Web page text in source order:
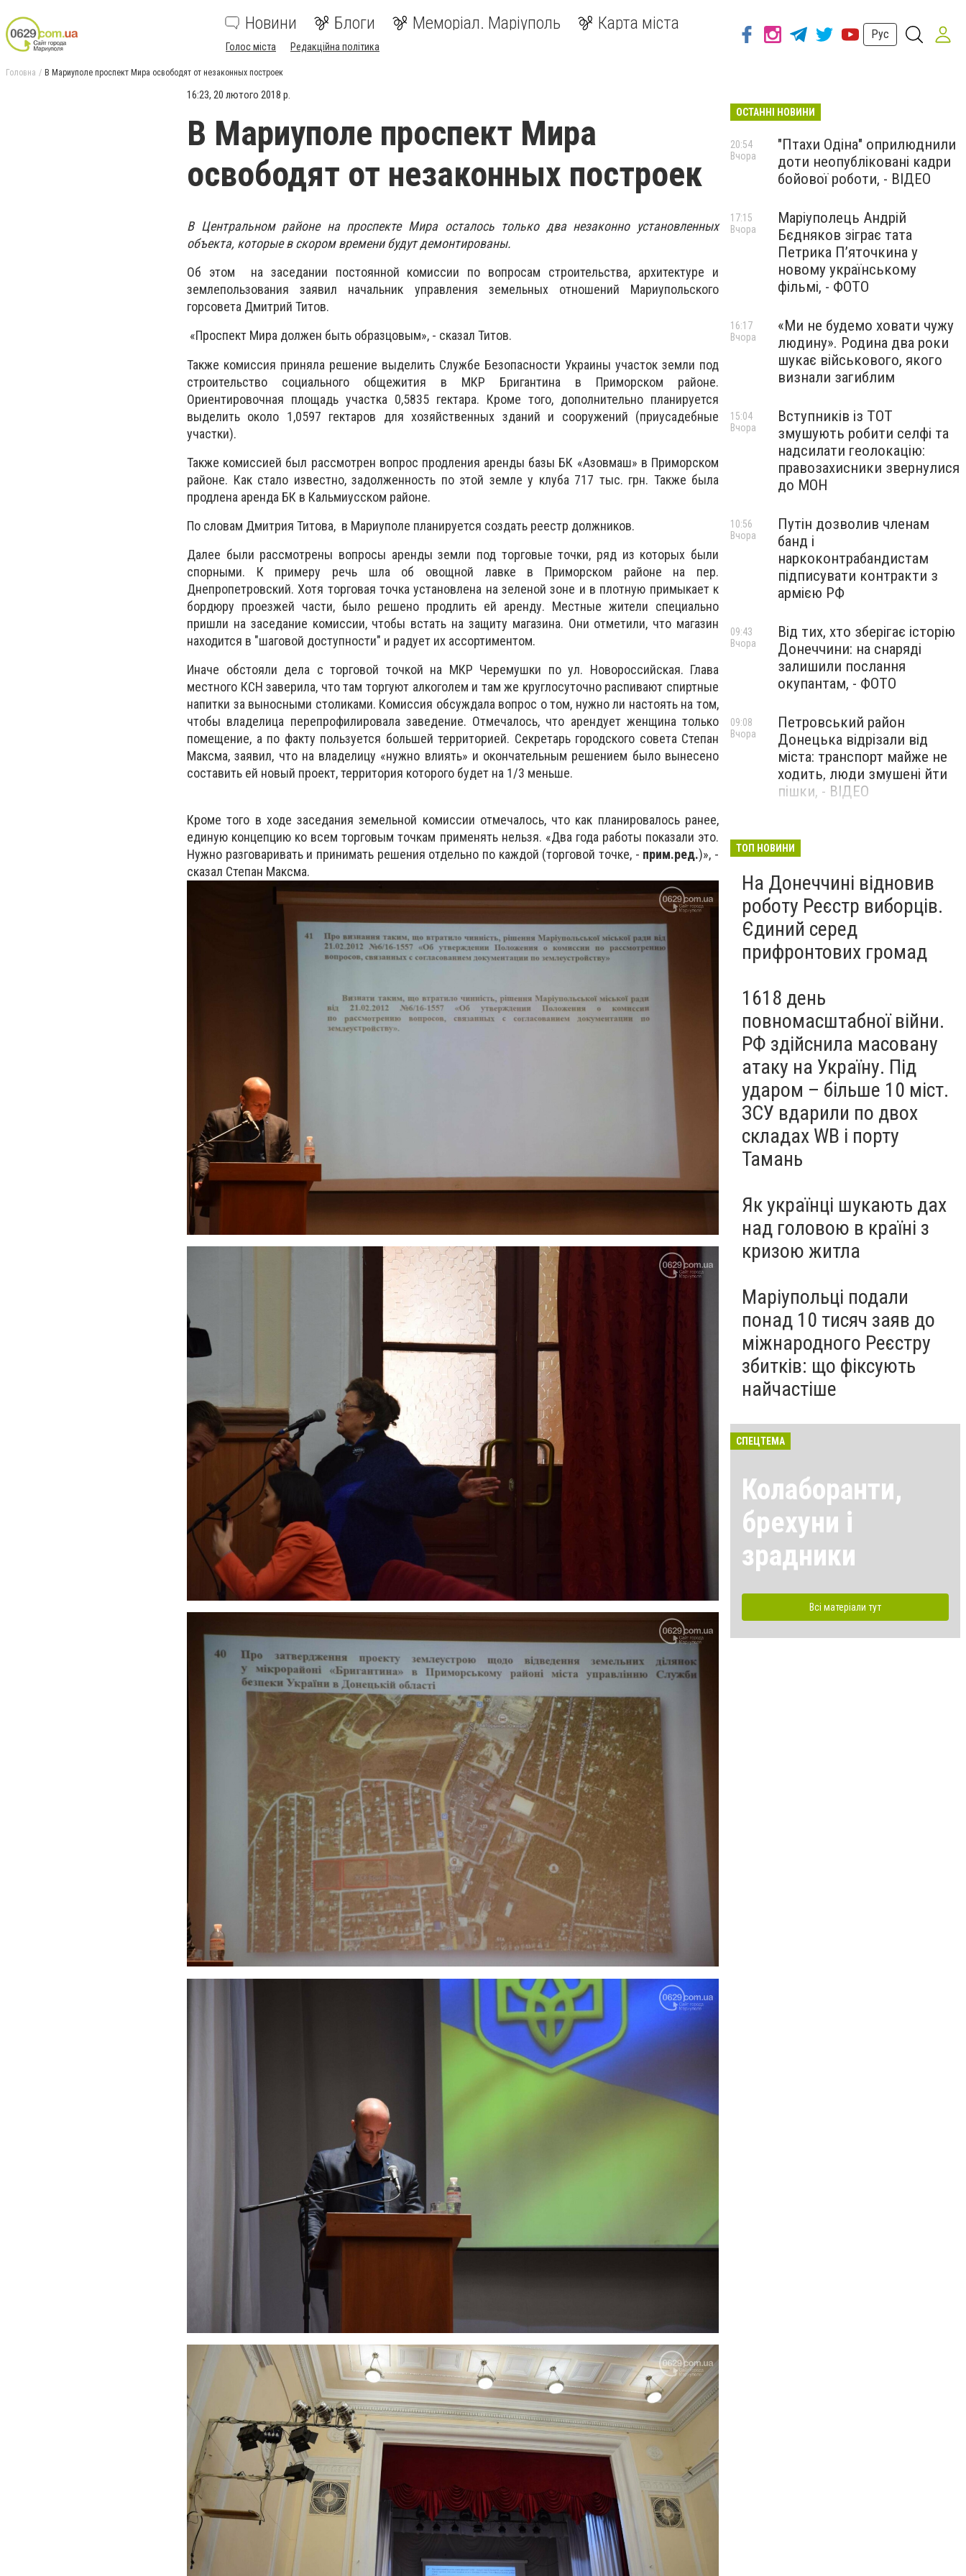
Новини Блоги Меморіал. Маріуполь Карта міста
Голос міста Редакційна політика
Рус
Головна В Мариуполе проспект Мира освободят от незаконных построек
16:23, 20 лютого 2018 р.
В Мариуполе проспект Мира
освободят от незаконных построек
В Центральном районе на проспекте Мира осталось только два незаконно установленных
объекта, которые в скором времени будут демонтированы.
Об этом на заседании постоянной комиссии по вопросам строительства, архитектуре и
землепользования заявил начальник управления земельных отношений Мариупольского
горсовета Дмитрий Титов.
«Проспект Мира должен быть образцовым», - сказал Титов.
Также комиссия приняла решение выделить Службе Безопасности Украины участок земли под
строительство социального общежития в МКР Бригантина в Приморском районе.
Ориентировочная площадь участка 0,5835 гектара. Кроме того, дополнительно планируется
выделить около 1,0597 гектаров для хозяйственных зданий и сооружений (приусадебные
участки).
Также комиссией был рассмотрен вопрос продления аренды базы БК «Азовмаш» в Приморском
районе. Как стало известно, задолженность по этой земле у клуба 717 тыс. грн. Также была
продлена аренда БК в Кальмиусском районе.
По словам Дмитрия Титова, в Мариуполе планируется создать реестр должников.
Далее были рассмотрены вопросы аренды земли под торговые точки, ряд из которых были
спорными. К примеру речь шла об овощной лавке в Приморском районе на пер.
Днепропетровский. Хотя торговая точка установлена на зеленой зоне и в плотную примыкает к
бордюру проезжей части, было решено продлить ей аренду. Местные жители специально
пришли на заседание комиссии, чтобы встать на защиту магазина. Они отметили, что магазин
находится в "шаговой доступности" и радует их ассортиментом.
Иначе обстояли дела с торговой точкой на МКР Черемушки по ул. Новороссийская. Глава
местного КСН заверила, что там торгуют алкоголем и там же круглосуточно распивают спиртные
напитки за выносными столиками. Комиссия обсуждала вопрос о том, нужно ли настоять на том,
чтобы владелица перепрофилировала заведение. Отмечалось, что арендует женщина только
помещение, а по факту пользуется большей территорией. Секретарь городского совета Степан
Максма, заявил, что на владелицу «нужно влиять» и окончательным решением было вынесено
составить ей новый проект, территория которого будет на 1/3 меньше.
Кроме того в ходе заседания земельной комиссии отмечалось, что как планировалось ранее,
единую концепцию ко всем торговым точкам применять нельзя. «Два года работы показали это.
Нужно разговаривать и принимать решения отдельно по каждой (торговой точке, - прим.ред.)», -
сказал Степан Максма.
ОСТАННІ НОВИНИ
"Птахи Одіна" оприлюднили
доти неопубліковані кадри
бойової роботи, - ВІДЕО
20:54
Вчора
Маріуполець Андрій
Бєдняков зіграє тата
Петрика П’яточкина у
новому українському
фільмі, - ФОТО
17:15
Вчора
«Ми не будемо ховати чужу
людину». Родина два роки
шукає військового, якого
визнали загиблим
16:17
Вчора
Вступників із ТОТ
змушують робити селфі та
надсилати геолокацію:
правозахисники звернулися
до МОН
15:04
Вчора
Путін дозволив членам
банд і
наркоконтрабандистам
підписувати контракти з
армією РФ
10:56
Вчора
Від тих, хто зберігає історію
Донеччини: на снаряді
залишили послання
окупантам, - ФОТО
09:43
Вчора
Петровський район
Донецька відрізали від
міста: транспорт майже не
ходить, люди змушені йти
пішки, - ВІДЕО
09:08
Вчора
війни. РФ вдарила
столиці. 15 людей загинули.
В Росії палають
енергопідстанції та
черговий WB
Вчора
ТОП НОВИНИ
На Донеччині відновив
роботу Реєстр виборців.
Єдиний серед
прифронтових громад
1618 день
повномасштабної війни.
РФ здійснила масовану
атаку на Україну. Під
ударом – більше 10 міст.
ЗСУ вдарили по двох
складах WB і порту
Тамань
Як українці шукають дах
над головою в країні з
кризою житла
Маріупольці подали
понад 10 тисяч заяв до
міжнародного Реєстру
збитків: що фіксують
найчастіше
СПЕЦТЕМА
Колаборанти,
брехуни і
зрадники
Всі матеріали тут